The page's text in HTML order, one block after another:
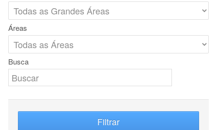
Áreas
Busca
Filtrar